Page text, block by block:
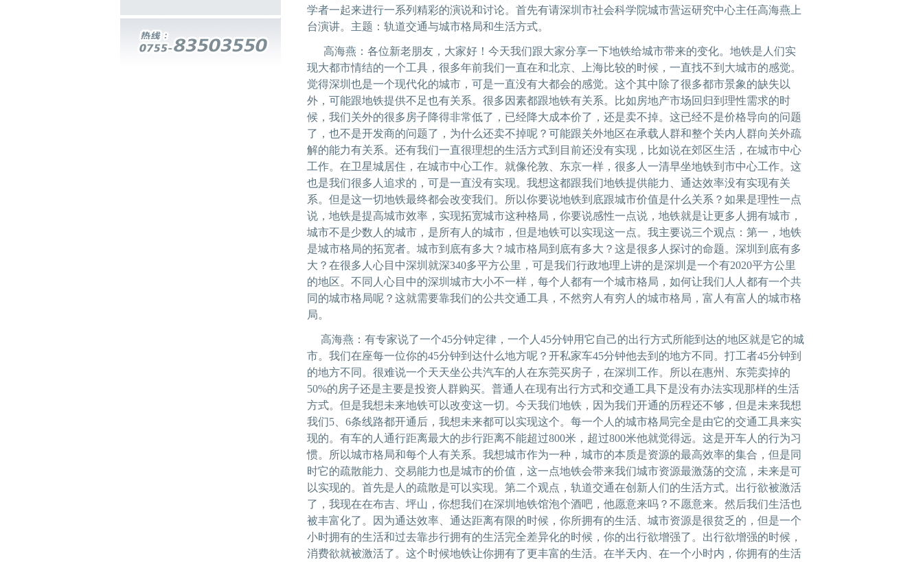
学者一起来进行一系列精彩的演说和讨论。首先有请深圳市社会科学院城市营运研究中心主任高海燕上
台演讲。主题：轨道交通与城市格局和生活方式。
高海燕：各位新老朋友，大家好！今天我们跟大家分享一下地铁给城市带来的变化。地铁是人们实
现大都市情结的一个工具，很多年前我们一直在和北京、上海比较的时候，一直找不到大城市的感觉。
觉得深圳也是一个现代化的城市，可是一直没有大都会的感觉。这个其中除了很多都市景象的缺失以
外，可能跟地铁提供不足也有关系。很多因素都跟地铁有关系。比如房地产市场回归到理性需求的时
候，我们关外的很多房子降得非常低了，已经降大成本价了，还是卖不掉。这已经不是价格导向的问题
了，也不是开发商的问题了，为什么还卖不掉呢？可能跟关外地区在承载人群和整个关内人群向关外疏
解的能力有关系。还有我们一直很理想的生活方式到目前还没有实现，比如说在郊区生活，在城市中心
工作。在卫星城居住，在城市中心工作。就像伦敦、东京一样，很多人一清早坐地铁到市中心工作。这
也是我们很多人追求的，可是一直没有实现。我想这都跟我们地铁提供能力、通达效率没有实现有关
系。但是这一切地铁最终都会改变我们。所以你要说地铁到底跟城市价值是什么关系？如果是理性一点
说，地铁是提高城市效率，实现拓宽城市这种格局，你要说感性一点说，地铁就是让更多人拥有城市，
城市不是少数人的城市，是所有人的城市，但是地铁可以实现这一点。我主要说三个观点：第一，地铁
是城市格局的拓宽者。城市到底有多大？城市格局到底有多大？这是很多人探讨的命题。深圳到底有多
大？在很多人心目中深圳就深340多平方公里，可是我们行政地理上讲的是深圳是一个有2020平方公里
的地区。不同人心目中的深圳城市大小不一样，每个人都有一个城市格局，如何让我们人人都有一个共
同的城市格局呢？这就需要靠我们的公共交通工具，不然穷人有穷人的城市格局，富人有富人的城市格
局。
高海燕：有专家说了一个45分钟定律，一个人45分钟用它自己的出行方式所能到达的地区就是它的城
市。我们在座每一位你的45分钟到达什么地方呢？开私家车45分钟他去到的地方不同。打工者45分钟到
的地方不同。很难说一个天天坐公共汽车的人在东莞买房子，在深圳工作。所以在惠州、东莞卖掉的
50%的房子还是主要是投资人群购买。普通人在现有出行方式和交通工具下是没有办法实现那样的生活
方式。但是我想未来地铁可以改变这一切。今天我们地铁，因为我们开通的历程还不够，但是未来我想
我们5、6条线路都开通后，我想未来都可以实现这个。每一个人的城市格局完全是由它的交通工具来实
现的。有车的人通行距离最大的步行距离不能超过800米，超过800米他就觉得远。这是开车人的行为习
惯。所以城市格局和每个人有关系。我想城市作为一种，城市的本质是资源的最高效率的集合，但是同
时它的疏散能力、交易能力也是城市的价值，这一点地铁会带来我们城市资源最激荡的交流，未来是可
以实现的。首先是人的疏散是可以实现。第二个观点，轨道交通在创新人们的生活方式。出行欲被激活
了，我现在在布吉、坪山，你想我们在深圳地铁馆泡个酒吧，他愿意来吗？不愿意来。然后我们生活也
被丰富化了。因为通达效率、通达距离有限的时候，你所拥有的生活、城市资源是很贫乏的，但是一个
小时拥有的生活和过去靠步行拥有的生活完全差异化的时候，你的出行欲增强了。出行欲增强的时候，
消费欲就被激活了。这个时候地铁让你拥有了更丰富的生活。在半天内、在一个小时内，你拥有的生活